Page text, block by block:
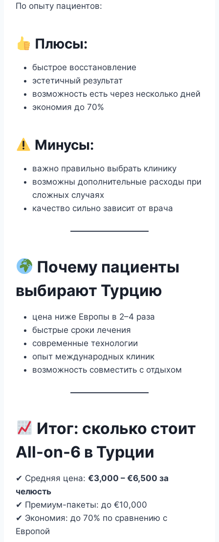
По опыту пациентов:
Плюсы:
быстрое восстановление
эстетичный результат
возможность есть через несколько дней
экономия до 70%
Минусы:
важно правильно выбрать клинику
возможны дополнительные расходы при
сложных случаях
качество сильно зависит от врача
Почему пациенты
выбирают Турцию
цена ниже Европы в 2–4 раза
быстрые сроки лечения
современные технологии
опыт международных клиник
возможность совместить с отдыхом
Итог: сколько стоит
All-on-6 в Турции
✔ Средняя цена: €3,000 – €6,500 за
челюсть
✔ Премиум-пакеты: до €10,000
✔ Экономия: до 70% по сравнению с
Европой